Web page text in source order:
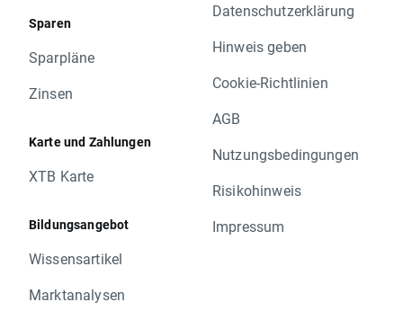
Sparen
Sparpläne
Zinsen
Karte und Zahlungen
XTB Karte
Bildungsangebot
Wissensartikel
Marktanalysen
Datenschutzerklärung
Hinweis geben
Cookie-Richtlinien
AGB
Nutzungsbedingungen
Risikohinweis
Impressum